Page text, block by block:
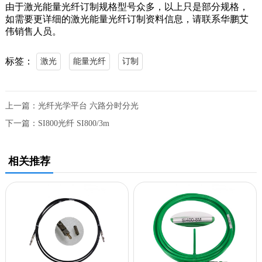
由于激光能量光纤订制规格型号众多，以上只是部分规格，
如需要更详细的激光能量光纤订制资料信息，请联系华鹏艾
伟销售人员。
标签： 激光 能量光纤 订制
上一篇： 光纤光学平台 六路分时分光
下一篇： SI800光纤 SI800/3m
相关推荐